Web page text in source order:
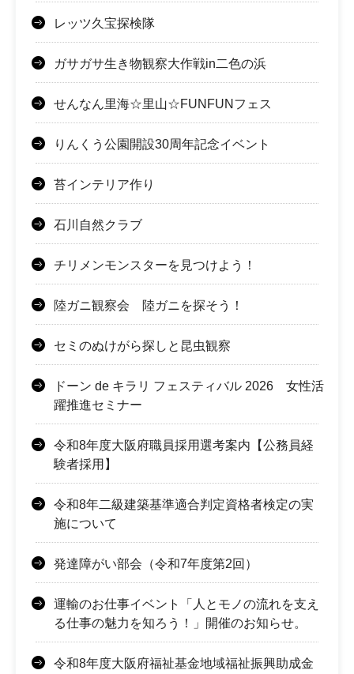
レッツ久宝探検隊
ガサガサ生き物観察大作戦in二色の浜
せんなん里海☆里山☆FUNFUNフェス
りんくう公園開設30周年記念イベント
苔インテリア作り
石川自然クラブ
チリメンモンスターを見つけよう！
陸ガニ観察会 陸ガニを探そう！
セミのぬけがら探しと昆虫観察
ドーン de キラリ フェスティバル 2026 女性活
躍推進セミナー
令和8年度大阪府職員採用選考案内【公務員経
験者採用】
令和8年二級建築基準適合判定資格者検定の実
施について
発達障がい部会（令和7年度第2回）
運輸のお仕事イベント「人とモノの流れを支え
る仕事の魅力を知ろう！」開催のお知らせ。
令和8年度大阪府福祉基金地域福祉振興助成金